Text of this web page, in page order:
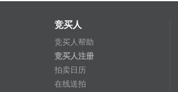
竞买人
竞买人帮助
竞买人注册
拍卖日历
在线送拍